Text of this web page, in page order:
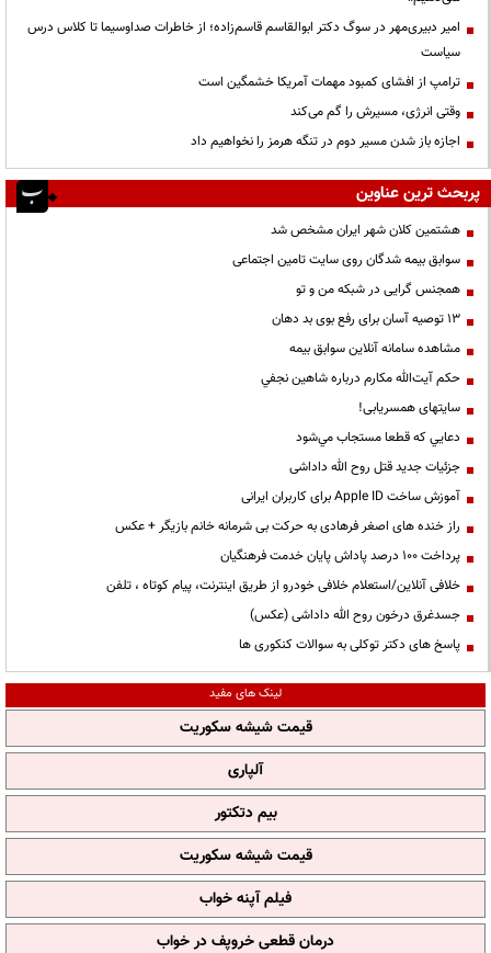
امیر دبیری‌مهر در سوگ دکتر ابوالقاسم قاسم‌زاده؛ از خاطرات صداوسیما تا کلاس درس
سیاست
ترامپ از افشای کمبود مهمات آمریکا خشمگین است
وقتی انرژی، مسیرش را گم می‌کند
اجازه باز شدن مسیر دوم در تنگه هرمز را نخواهیم داد
پربحث ترین عناوین
هشتمین کلان شهر ایران مشخص شد
سوابق بیمه شدگان روی سایت تامین اجتماعی
همجنس گرایی در شبکه من و تو
13 توصیه آسان برای رفع بوی بد دهان
مشاهده سامانه آنلاين سوابق بیمه
حكم آيت‌الله مكارم درباره شاهين نجفي
سایتهای همسریابی!
دعايي كه قطعا مستجاب مي‌شود
جزئیات جدید قتل روح الله داداشی
آموزش ساخت Apple ID برای کاربران ایرانی
راز خنده های اصغر فرهادی به حرکت بی شرمانه خانم بازیگر + عکس
پرداخت ۱۰۰ درصد پاداش پایان خدمت فرهنگیان
خلافی آنلاین/استعلام خلافی خودرو از طریق اینترنت، پیام کوتاه ، تلفن
جسدغرق درخون روح الله داداشی (عکس)
پاسخ های دکتر توکلی به سوالات کنکوری ها
لینک های مفید
قیمت شیشه سکوریت
آلپاری
بیم دتکتور
قیمت شیشه سکوریت
فیلم آپنه خواب
درمان قطعی خروپف در خواب